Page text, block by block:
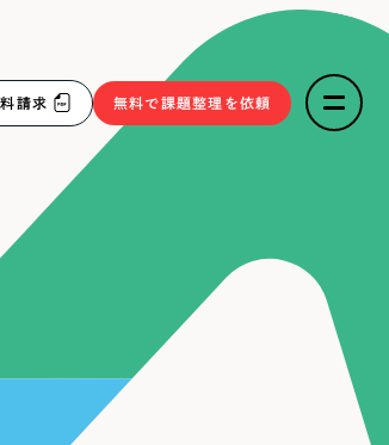
ティング
各種業務代行、採用の仕組み作り支
人材紹介サービス
ウト型ハイクラス人材紹介（岐阜・愛
請求 無料で課題整理を依頼